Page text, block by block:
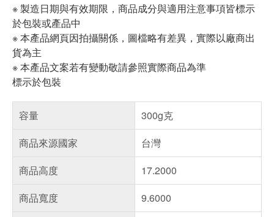
※ 製造日期與有效期限，商品成分與適用注意事項皆標示
於包裝或產品中
※ 本產品網頁因拍攝關係，圖檔略有差異，實際以廠商出
貨為主
※ 本產品文案若有變動敬請參照實際商品為準
標示於包裝
容量
300g克
商品來源國家
台灣
商品高度
17.2000
商品寬度
9.6000